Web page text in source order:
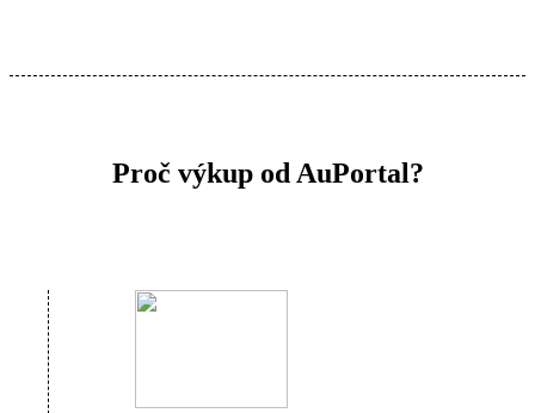
Proč výkup od AuPortal?